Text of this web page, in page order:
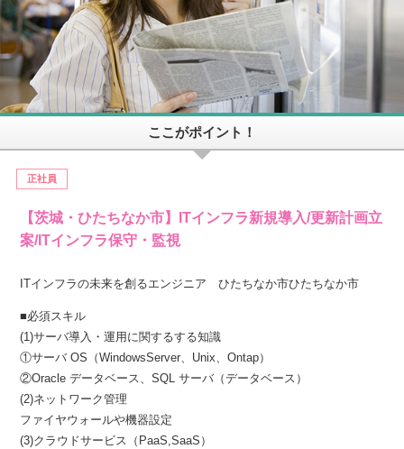
ここがポイント！
正社員
【茨城・ひたちなか市】ITインフラ新規導入/更新計画立
案/ITインフラ保守・監視
ITインフラの未来を創るエンジニア ひたちなか市ひたちなか市
■必須スキル
(1)サーバ導入・運用に関するする知識
①サーバ OS（WindowsServer、Unix、Ontap）
②Oracle データベース、SQL サーバ（データベース）
(2)ネットワーク管理
ファイヤウォールや機器設定
(3)クラウドサービス（PaaS,SaaS）